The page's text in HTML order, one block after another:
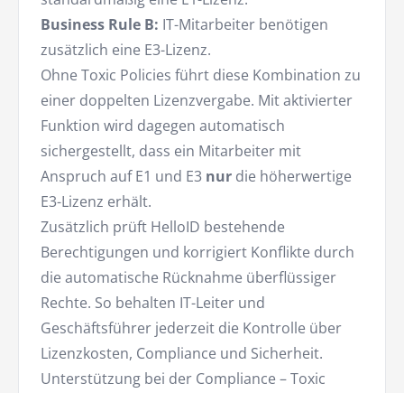
Business Rule B: IT-Mitarbeiter benötigen
zusätzlich eine E3-Lizenz.
Ohne Toxic Policies führt diese Kombination zu
einer doppelten Lizenzvergabe. Mit aktivierter
Funktion wird dagegen automatisch
sichergestellt, dass ein Mitarbeiter mit
Anspruch auf E1 und E3 nur die höherwertige
E3-Lizenz erhält.
Zusätzlich prüft HelloID bestehende
Berechtigungen und korrigiert Konflikte durch
die automatische Rücknahme überflüssiger
Rechte. So behalten IT-Leiter und
Geschäftsführer jederzeit die Kontrolle über
Lizenzkosten, Compliance und Sicherheit.
Unterstützung bei der Compliance – Toxic